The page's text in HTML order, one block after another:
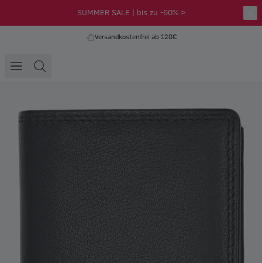
SUMMER SALE | bis zu -60% >
Versandkostenfrei ab 120€